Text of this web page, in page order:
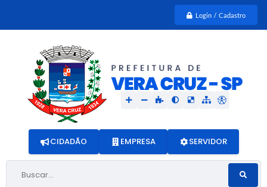
Login / Cadastro
Buscar...
CIDADÃO EMPRESA SERVIDOR